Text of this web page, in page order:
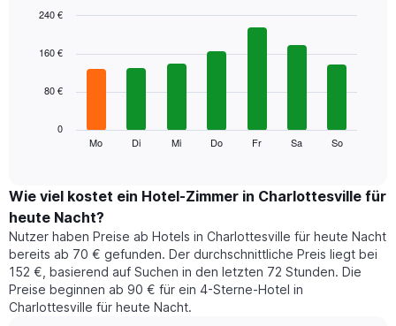
Diagramm
die
Monate
hat
1
Y-
Achse,
die
den
durchschnittlichen
Zimmerpreis
chart
bars.
den
durchschnittlichen
Preis
eines
Zimmers
für
den
jeweiligen
Mo Di Mi Do Fr Sa So
0
80 €
160 €
240 €
Wie viel kostet ein Hotel-Zimmer in Charlottesville für
heute Nacht?
Nutzer haben Preise ab Hotels in Charlottesville für heute Nacht
bereits ab 70 € gefunden. Der durchschnittliche Preis liegt bei
152 €, basierend auf Suchen in den letzten 72 Stunden. Die
Preise beginnen ab 90 € für ein 4-Sterne-Hotel in
Charlottesville für heute Nacht.